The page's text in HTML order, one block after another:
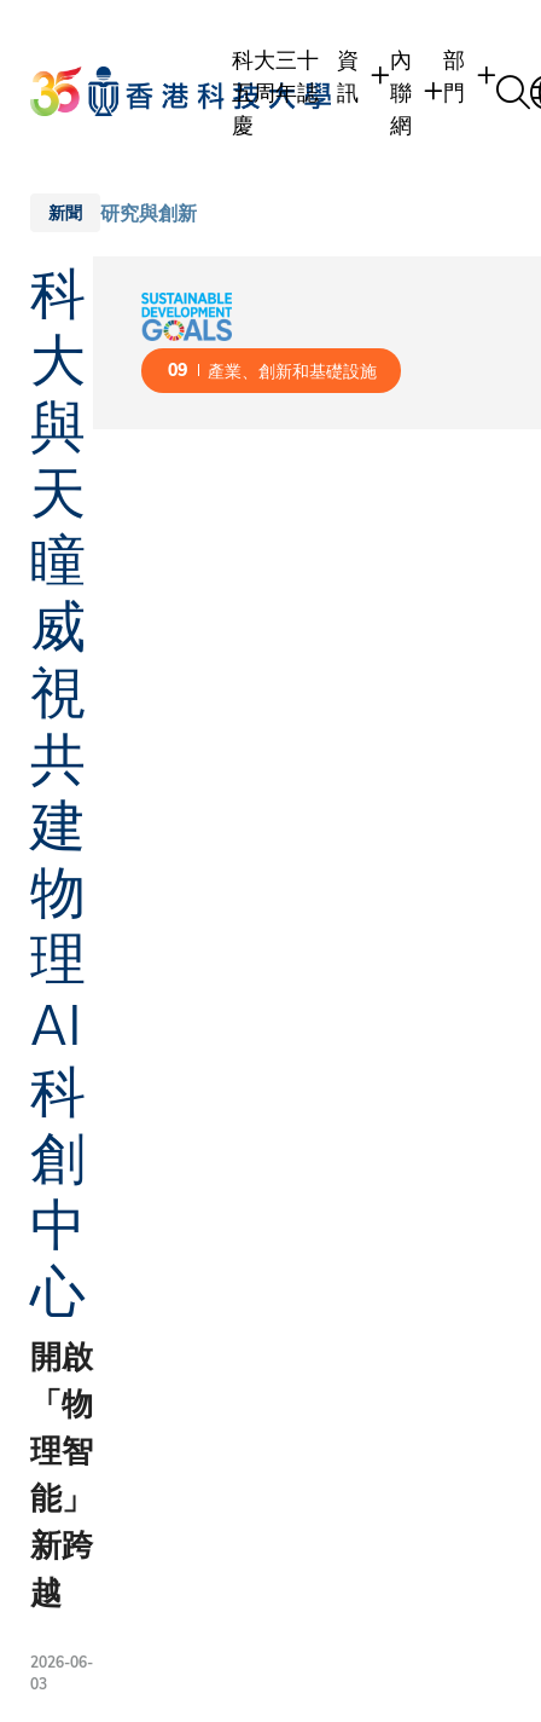
main
content
科大三十
五周年誌
慶
資
訊
內
聯
網
部
門
新聞 研究與創新
科
大
與
天
瞳
威
視
共
建
物
理
AI
科
創
中
心
開啟
「物
理智
能」
新跨
越
2026-06-
03
09 產業、創新和基礎設施